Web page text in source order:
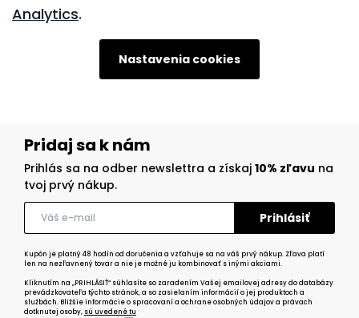
Analytics.
Nastavenia cookies
Pridaj sa k nám
Prihlás sa na odber newslettra a získaj 10% zľavu na
tvoj prvý nákup.
Kupón je platný 48 hodín od doručenia a vzťahuje sa na váš prvý nákup. Zľava platí
len na nezľavnený tovar a nie je možné ju kombinovať s inými akciami.
Kliknutím na „PRIHLÁSIŤ“ súhlasíte so zaradením Vašej emailovej adresy do databázy
prevádzkovateľa týchto stránok, a so zasielaním informácií o jej produktoch a
službách. Bližšie informácie o spracovaní a ochrane osobných údajov a právach
dotknutej osoby, sú uvedené tu